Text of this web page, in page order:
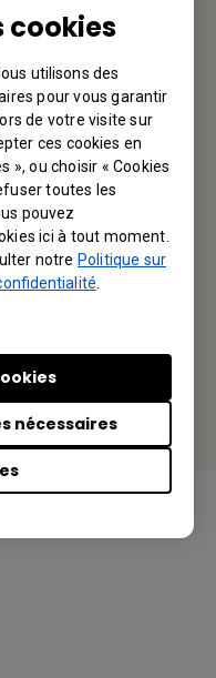
cookies
utilisons des
pour vous garantir
de votre visite sur
ces cookies en
», ou choisir « Cookies
toutes les
pouvez
ici à tout moment.
notrePolitique sur
nécessaires
Mesa, CA 92626,